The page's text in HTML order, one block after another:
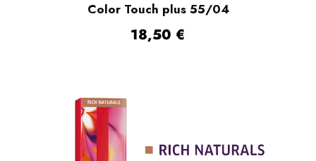
Color Touch plus 55/04
18,50 €